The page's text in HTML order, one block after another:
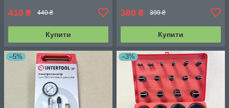
410 ₴ 440 ₴
Купити
380 ₴ 399 ₴
Купити
–5% –3%